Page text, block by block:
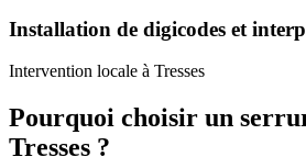
Installation de digicodes et
Intervention locale à Tresses
Pourquoi choisir un
Tresses ?